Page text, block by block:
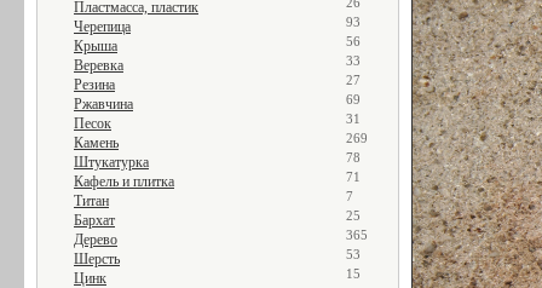
Пластмасса, пластик
Черепица 93
Крыша 56
Веревка 33
Резина 27
Ржавчина 69
Песок 31
Камень 269
Штукатурка 78
Кафель и плитка 71
Титан 7
Бархат 25
Дерево 365
Шерсть 53
Цинк 15